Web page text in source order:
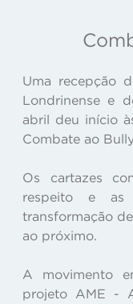
Uma recepção
Londrinense e
abril deu início
Combate ao
Os cartazes
respeito e as
transformação
ao próximo.
A movimento
projeto AME -